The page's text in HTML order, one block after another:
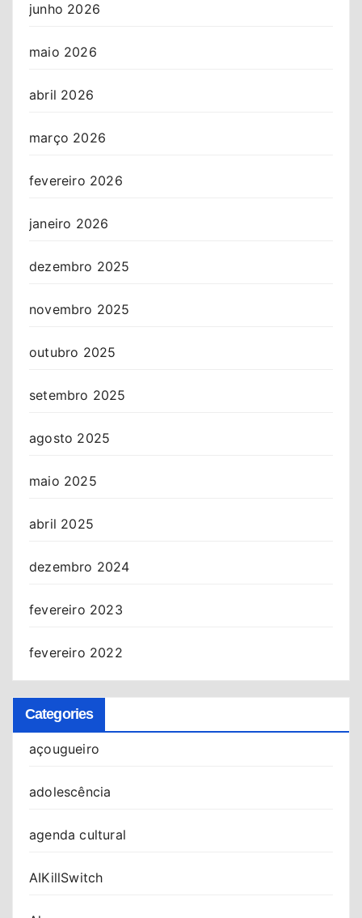
junho 2026
maio 2026
abril 2026
março 2026
fevereiro 2026
janeiro 2026
dezembro 2025
novembro 2025
outubro 2025
setembro 2025
agosto 2025
maio 2025
abril 2025
dezembro 2024
fevereiro 2023
fevereiro 2022
Categories
açougueiro
adolescência
agenda cultural
AIKillSwitch